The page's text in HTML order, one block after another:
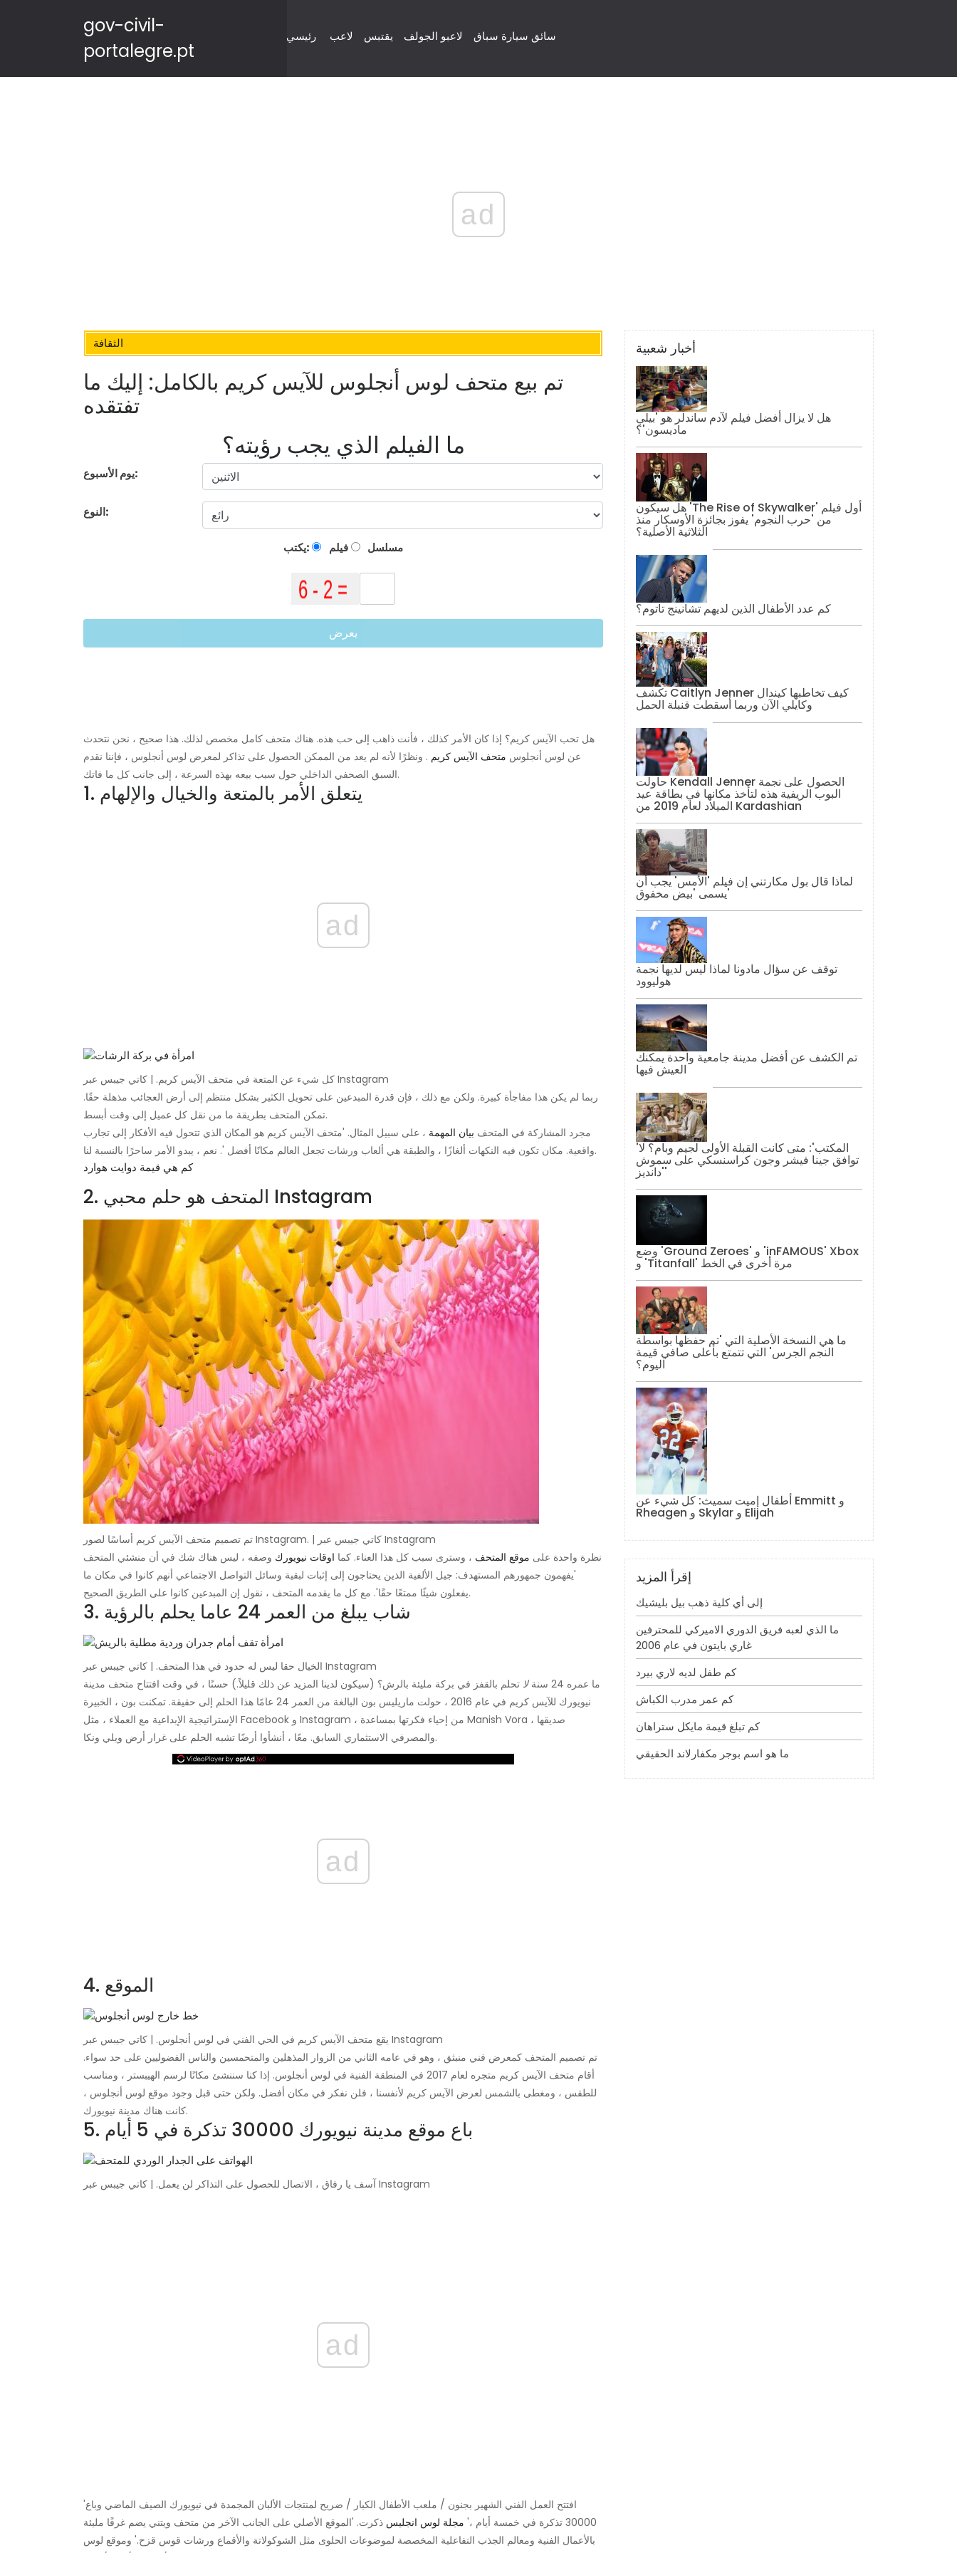
gov-civil-
portalegre.pt
رئيسي لاعب يقتبس لاعبو الجولف سائق سيارة سباق
ad
الثقافة
تم بيع متحف لوس أنجلوس للآيس كريم بالكامل: إليك ما
تفتقده
ما الفيلم الذي يجب رؤيته؟
يوم الأسبوع:
النوع:
يكتب: فيلم مسلسل
يعرض
هل تحب الآيس كريم؟ إذا كان الأمر كذلك ، فأنت ذاهب إلى حب هذه. هناك متحف كامل مخصص لذلك. هذا صحيح ، نحن نتحدث
عن لوس أنجلوس متحف الآيس كريم . ونظرًا لأنه لم يعد من الممكن الحصول على تذاكر لمعرض لوس أنجلوس ، فإننا نقدم
السبق الصحفي الداخلي حول سبب بيعه بهذه السرعة ، إلى جانب كل ما فاتك.
1. يتعلق الأمر بالمتعة والخيال والإلهام
ad
كل شيء عن المتعة في متحف الآيس كريم. | كاتي جيبس ​​عبر Instagram
ربما لم يكن هذا مفاجأة كبيرة. ولكن مع ذلك ، فإن قدرة المبدعين على تحويل الكثير بشكل منتظم إلى أرض العجائب مذهلة حقًا.
تمكن المتحف بطريقة ما من نقل كل عميل إلى وقت أبسط.
مجرد المشاركة في المتحف بيان المهمة ، على سبيل المثال. 'متحف الآيس كريم هو المكان الذي تتحول فيه الأفكار إلى تجارب
واقعية. مكان تكون فيه النكهات ألغازًا ، والطبقة هي ألعاب ورشات تجعل العالم مكانًا أفضل '. نعم ، يبدو الأمر ساحرًا بالنسبة لنا.
كم هي قيمة دوايت هوارد
2. المتحف هو حلم محبي Instagram
تم تصميم متحف الآيس كريم أساسًا لصور Instagram. | كاتي جيبس ​​عبر Instagram
نظرة واحدة على موقع المتحف ، وسترى سبب كل هذا العناء. كما اوقات نيويورك وصفه ، ليس هناك شك في أن منشئي المتحف
'يفهمون جمهورهم المستهدف: جيل الألفية الذين يحتاجون إلى إثبات لبقية وسائل التواصل الاجتماعي أنهم كانوا في مكان ما
يفعلون شيئًا ممتعًا حقًا'. مع كل ما يقدمه المتحف ، نقول إن المبدعين كانوا على الطريق الصحيح.
3. شاب يبلغ من العمر 24 عاما يحلم بالرؤية
الخيال حقا ليس له حدود في هذا المتحف. | كاتي جيبس ​​عبر Instagram
ما عمره 24 سنة
لا تحلم بالقفز في بركة مليئة بالرش؟ (سيكون لدينا المزيد عن ذلك قليلاً.) حسنًا ، في وقت افتتاح متحف مدينة
نيويورك للآيس كريم في عام 2016 ، حولت ماريليس بون البالغة من العمر 24 عامًا هذا الحلم إلى حقيقة. تمكنت بون ، الخبيرة
الإستراتيجية الإبداعية مع العملاء ، مثل Facebook و Instagram ، من إحياء فكرتها بمساعدة Manish Vora ، صديقها
والمصرفي الاستثماري السابق. معًا ، أنشأوا أرضًا تشبه الحلم على غرار أرض ويلي ونكا.
ad
4. الموقع
يقع متحف الآيس كريم في الحي الفني في لوس أنجلوس. | كاتي جيبس ​​عبر Instagram
تم تصميم المتحف كمعرض فني منبثق ، وهو في عامه الثاني من الزوار المذهلين والمتحمسين والناس الفضوليين على حد سواء.
أقام متحف الآيس كريم متجره لعام 2017 في المنطقة الفنية في لوس أنجلوس. إذا كنا سننشئ مكانًا لرسم الهيبستر ، ومناسب
للطقس ، ومغطى بالشمس لعرض الآيس كريم لأنفسنا ، فلن نفكر في مكان أفضل. ولكن حتى قبل وجود موقع لوس أنجلوس ،
كانت هناك مدينة نيويورك.
5. باع موقع مدينة نيويورك 30000 تذكرة في 5 أيام
آسف يا رفاق ، الاتصال للحصول على التذاكر لن يعمل. | كاتي جيبس ​​عبر Instagram
ad
'افتتح العمل الفني الشهير بجنون / ملعب الأطفال الكبار / ضريح لمنتجات الألبان المجمدة في نيويورك الصيف الماضي وباع
30000 تذكرة في خمسة أيام ،'
مجلة لوس انجليس ذكرت. 'الموقع الأصلي على الجانب الآخر من متحف ويتني يضم غرفًا مليئة
بالأعمال الفنية ومعالم الجذب التفاعلية المخصصة لموضوعات الحلوى مثل الشوكولاتة والأقماع ورشات قوس قزح.' وموقع لوس
أخبار شعبية
هل لا يزال أفضل فيلم لآدم ساندلر هو 'بيلي
ماديسون'؟
هل سيكون 'The Rise of Skywalker' أول فيلم
من 'حرب النجوم' يفوز بجائزة الأوسكار منذ
الثلاثية الأصلية؟
كم عدد الأطفال الذين لديهم تشانينج تاتوم؟
تكشف Caitlyn Jenner كيف تخاطبها كيندال
وكايلي الآن وربما أسقطت قنبلة الحمل
حاولت Kendall Jenner الحصول على نجمة
البوب ​​الريفية هذه لتأخذ مكانها في بطاقة عيد
الميلاد لعام 2019 من Kardashian
لماذا قال بول مكارتني إن فيلم 'الأمس' يجب أن
يسمى 'بيض مخفوق'
توقف عن سؤال مادونا لماذا ليس لديها نجمة
هوليوود
تم الكشف عن أفضل مدينة جامعية واحدة يمكنك
العيش فيها
'المكتب': متى كانت القبلة الأولى لجيم وبام؟ لا
توافق جينا فيشر وجون كراسنسكي على سموش
'دانديز'
وضع 'Ground Zeroes' و 'inFAMOUS' Xbox
و 'Titanfall' مرة أخرى في الخط
ما هي النسخة الأصلية التي 'تم حفظها بواسطة
النجم الجرس' التي تتمتع بأعلى صافي قيمة
اليوم؟
أطفال إميت سميث: كل شيء عن Emmitt و
Rheagen و Skylar و Elijah
إقرأ المزيد
إلى أي كلية ذهب بيل بليشيك
ما الذي لعبه فريق الدوري الاميركي للمحترفين
غاري بايتون في عام 2006
كم طفل لديه لاري بيرد
كم عمر مدرب الكباش
كم تبلغ قيمة مايكل ستراهان
ما هو اسم بوجر مكفارلاند الحقيقي